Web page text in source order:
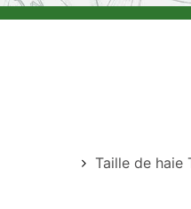
Taille de haie